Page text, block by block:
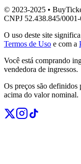
© 2023-2025 •
CNPJ 52.438.845/
O uso deste site
Termos de Uso e com a
Você está comprando
vendedora de ingressos.
Os preços são definidos
acima do valor nominal.